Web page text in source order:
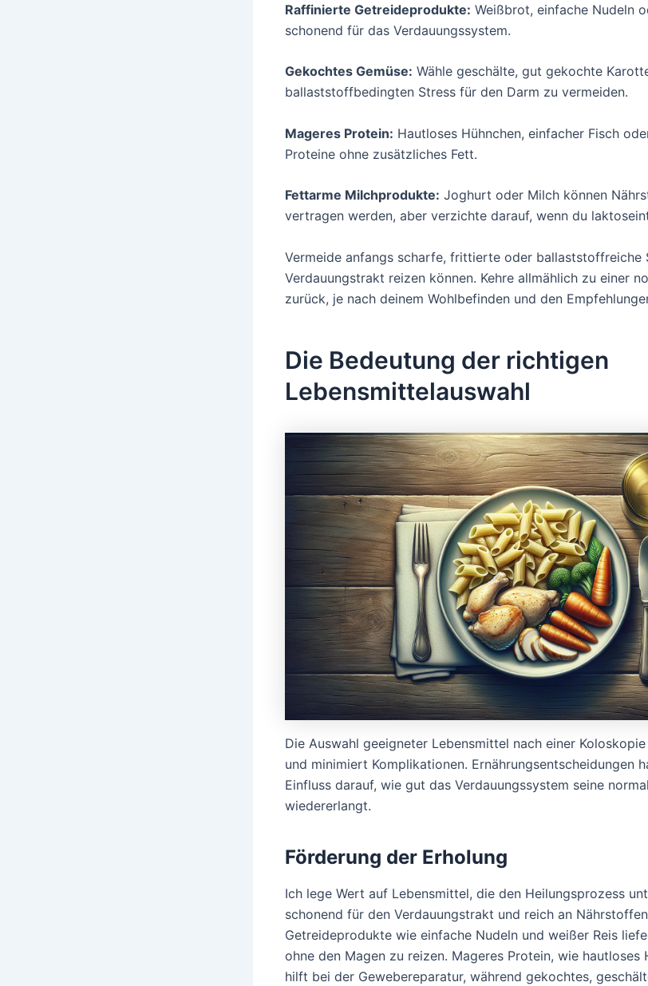
Raffinierte Getreideprodukte: Weißbrot, einfache Nudeln
schonend für das Verdauungssystem.
Gekochtes Gemüse: Wähle geschälte, gut gekochte
ballaststoffbedingten Stress für den Darm zu vermeiden.
Mageres Protein: Hautloses Hühnchen, einfacher Fisch
Proteine ohne zusätzliches Fett.
Fettarme Milchprodukte: Joghurt oder Milch können
vertragen werden, aber verzichte darauf, wenn du
Vermeide anfangs scharfe, frittierte oder ballaststoffreiche
Verdauungstrakt reizen können. Kehre allmählich zu einer
zurück, je nach deinem Wohlbefinden und den
Die Bedeutung der richtigen
Lebensmittelauswahl
Die Auswahl geeigneter Lebensmittel nach einer
und minimiert Komplikationen. Ernährungsentscheidungen
Einfluss darauf, wie gut das Verdauungssystem seine
wiedererlangt.
Förderung der Erholung
Ich lege Wert auf Lebensmittel, die den Heilungsprozess
schonend für den Verdauungstrakt und reich an
Getreideprodukte wie einfache Nudeln und weißer Reis
ohne den Magen zu reizen. Mageres Protein, wie hautloses
hilft bei der Gewebereparatur, während gekochtes,